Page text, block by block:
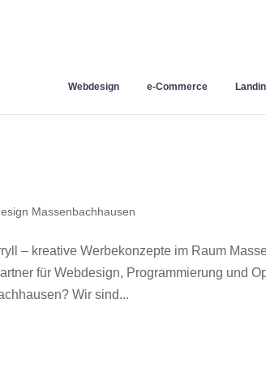
Webdesign e-Commerce
Massenbachhausen
– kreative Werbekonzepte im Raum
für Webdesign, Programmierung und
Wir sind...